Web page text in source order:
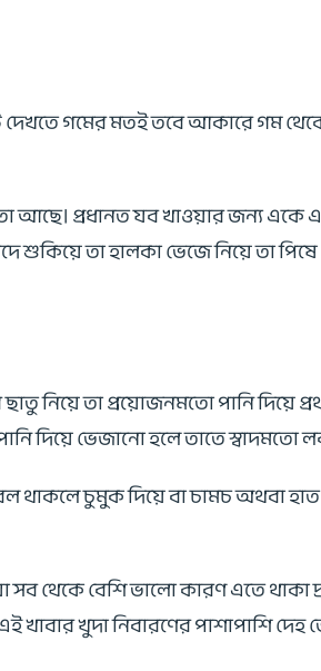
গমের মতই তবে আকারে গম
আছে। প্রধানত যব খাওয়ার জন্য একে
শুকিয়ে তা হালকা ভেজে নিয়ে তা
নিয়ে তা প্রয়োজনমতো পানি দিয়ে
দিয়ে ভেজানো হলে তাতে স্বাদমতো
থাকলে চুমুক দিয়ে বা চামচ অথবা
থেকে বেশি ভালো কারণ এতে থাকা
খুদা নিবারণের পাশাপাশি দেহ